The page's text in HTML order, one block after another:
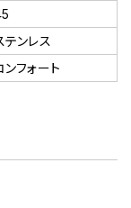
テンレス
ンフォート